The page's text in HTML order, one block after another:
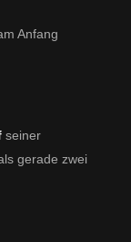
Anfang
seiner
gerade zwei